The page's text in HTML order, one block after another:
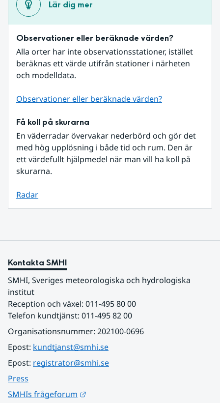
Lär dig mer
Observationer eller beräknade värden?
Alla orter har inte observationsstationer, istället
beräknas ett värde utifrån stationer i närheten
och modelldata.
Observationer eller beräknade värden?
Få koll på skurarna
En väderradar övervakar nederbörd och gör det
med hög upplösning i både tid och rum. Den är
ett värdefullt hjälpmedel när man vill ha koll på
skurarna.
Radar
Kontakta SMHI
SMHI, Sveriges meteorologiska och hydrologiska
institut
Reception och växel: 011-495 80 00
Telefon kundtjänst: 011-495 82 00
Organisationsnummer: 202100-0696
Epost: kundtjanst@smhi.se
Epost: registrator@smhi.se
Press
SMHIs frågeforum